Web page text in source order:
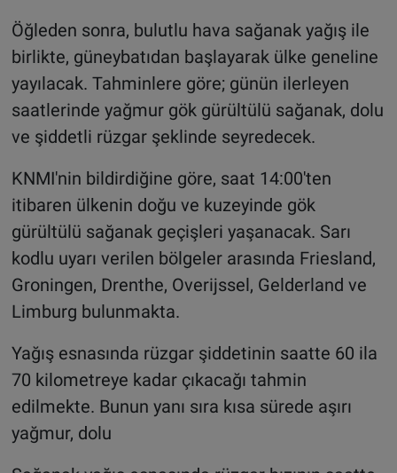
Öğleden sonra, bulutlu hava sağanak yağış ile
birlikte, güneybatıdan başlayarak ülke geneline
yayılacak. Tahminlere göre; günün ilerleyen
saatlerinde yağmur gök gürültülü sağanak, dolu
ve şiddetli rüzgar şeklinde seyredecek.
KNMI'nin bildirdiğine göre, saat 14:00'ten
itibaren ülkenin doğu ve kuzeyinde gök
gürültülü sağanak geçişleri yaşanacak. Sarı
kodlu uyarı verilen bölgeler arasında Friesland,
Groningen, Drenthe, Overijssel, Gelderland ve
Limburg bulunmakta.
Yağış esnasında rüzgar şiddetinin saatte 60 ila
70 kilometreye kadar çıkacağı tahmin
edilmekte. Bunun yanı sıra kısa sürede aşırı
yağmur, dolu